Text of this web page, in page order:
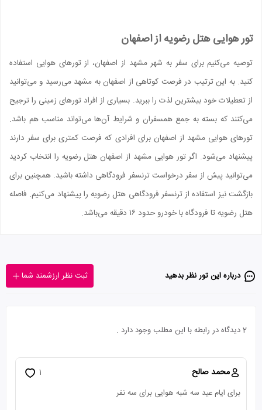
تور هوایی هتل رضویه از اصفهان
توصیه می‌کنیم برای سفر به شهر مشهد از اصفهان، از تور‌های هوایی استفاده
کنید. به این ترتیب در فرصت کوتاهی از اصفهان به مشهد می‌رسید و می‌توانید
از تعطیلات خود بیشترین لذت را ببرید. بسیاری از افراد تورهای زمینی را ترجیح
می‌کنند که بسته به جمع همسفران و شرایط آن‌ها می‌تواند مناسب هم باشد.
تور‌های هوایی مشهد از اصفهان برای افرادی که فرصت کمتری برای سفر دارند
پیشنهاد می‌شود. اگر تور هوایی مشهد از اصفهان هتل رضویه را انتخاب کردید
می‌توانید پیش از سفر درخواست ترنسفر فرودگاهی داشته باشید. همچنین برای
بازگشت نیز استفاده از ترنسفر فرودگاهی هتل رضویه را پیشنهاد می‌کنیم. فاصله
هتل رضویه تا فرودگاه با خودرو حدود ۱۶ دقیقه می‌باشد.
درباره این تور‌ نظر بدهید ثبت نظر ارزشمند شما
2 دیدگاه در رابطه با این مطلب وجود دارد .
محمد صالح
برای ایام عید سه شبه هوایی برای سه نفر
1